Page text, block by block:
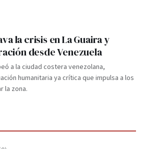
la crisis en La Guaira y
desde Venezuela
a la ciudad costera venezolana,
humanitaria ya crítica que impulsa a los
la zona.